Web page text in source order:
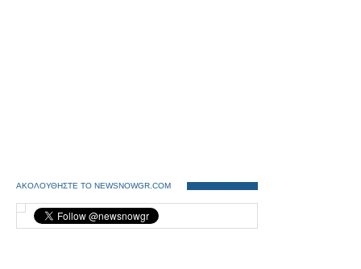
ΑΚΟΛΟΥΘΗΣΤΕ ΤΟ NEWSNOWGR.COM